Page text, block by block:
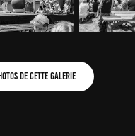
de cette galerie